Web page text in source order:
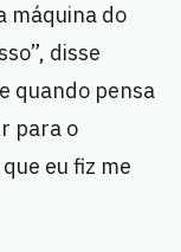
máquina do
disse
quando pensa
para o
eu fiz me